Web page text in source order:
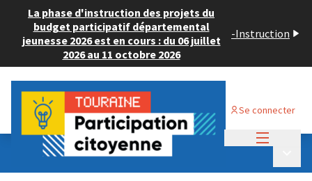
La phase d'instruction des projets du
budget participatif départemental
jeunesse 2026 est en cours : du 06 juillet
2026 au 11 octobre 2026
-Instruction
Se connecter
Budget Participatif JEUNESSE 2024
💡 Consulter les projets déposés